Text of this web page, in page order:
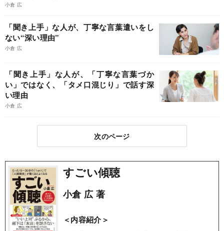
小倉 広
「聞き上手」な人が、丁寧な言葉遣いをし
ない“深い理由”
小倉 広
「聞き上手」な人が、「丁寧な言葉づか
い」ではなく、「タメ口混じり」で話す深
い理由
小倉 広
次のページ
すごい傾聴
小倉 広 著
＜内容紹介＞